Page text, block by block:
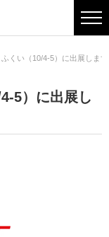
くい（10/4-5）に出展しま
5）に出展し